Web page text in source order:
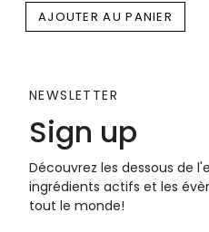
AJOUTER AU PANIER
NEWSLETTER
Sign up
Découvrez les dessous de
ingrédients actifs et les
tout le monde!